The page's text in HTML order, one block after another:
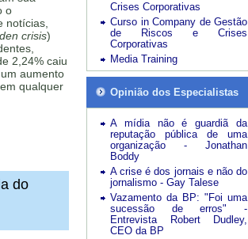
o
notícias,
crisis)
2,24% caiu
aumento
qualquer
do
Crises Corporativas
Curso in Company de Gestão
de Riscos e Crises
Corporativas
Media Training
Opinião dos Especialistas
A mídia não é guardiã da
reputação pública de uma
organização - Jonathan
Boddy
A crise é dos jornais e não do
jornalismo - Gay Talese
Vazamento da BP: "Foi uma
sucessão de erros" -
Entrevista Robert Dudley,
CEO da BP